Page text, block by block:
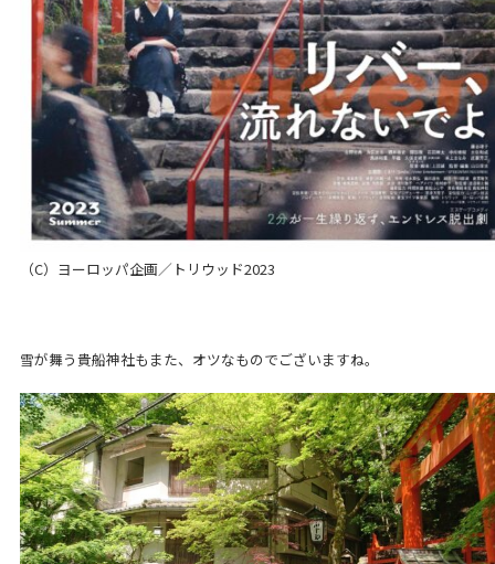
（C）ヨーロッパ企画／トリウッド2023
雪が舞う貴船神社もまた、オツなものでございますね。